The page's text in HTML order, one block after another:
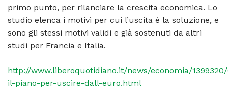
primo punto, per rilanciare la crescita economica. Lo
studio elenca i motivi per cui l’uscita è la soluzione, e
sono gli stessi motivi validi e già sostenuti da altri
studi per Francia e Italia.
http://www.liberoquotidiano.it/news/economia/
il-piano-per-uscire-dall-euro.html